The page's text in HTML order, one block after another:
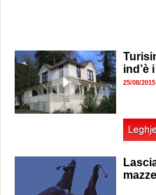
ind’è
25/08/2015